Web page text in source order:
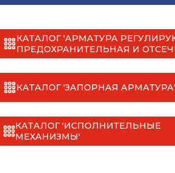
КАТАЛОГ 'АРМАТУРА
ПРЕДОХРАНИТЕЛЬНАЯ И
КАТАЛОГ 'ЗАПОРНАЯ АРМАТУРА'
КАТАЛОГ 'ИСПОЛНИТЕЛЬНЫЕ
МЕХАНИЗМЫ'